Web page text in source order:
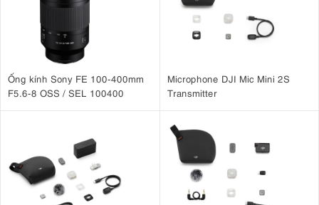
Ống kính Sony FE 100-400mm
F5.6-8 OSS / SEL 100400
Microphone DJI Mic Mini 2S
Transmitter